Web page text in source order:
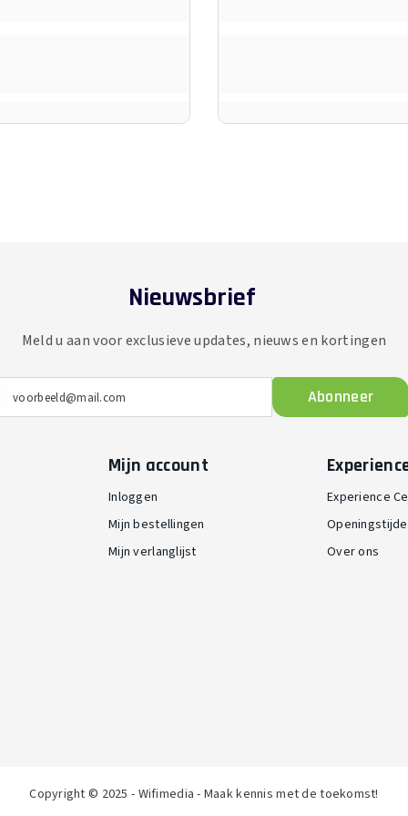
Nieuwsbrief
Meld u aan voor exclusieve updates, nieuws en kortingen
voorbeeld@mail.com Abonneer
Mijn account
Inloggen
Mijn bestellingen
Mijn verlanglijst
Experience
Over ons
Copyright © 2025 - Wifimedia - Maak kennis met de toekomst!